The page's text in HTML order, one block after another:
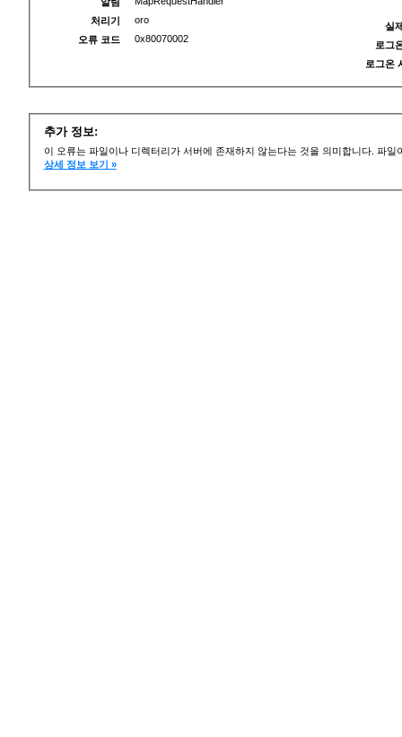
처리기
oro
오류 코드
0x80070002
실
로그
로그온
추가 정보:
이 오류는 파일이나 디렉터리가 서버에 존재하지 않는다는 것을 의미합니다. 파
상세 정보 보기 »